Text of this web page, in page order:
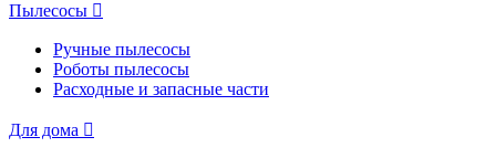
Пылесосы
Ручные пылесосы
Роботы пылесосы
Расходные и запасные части
Для дома